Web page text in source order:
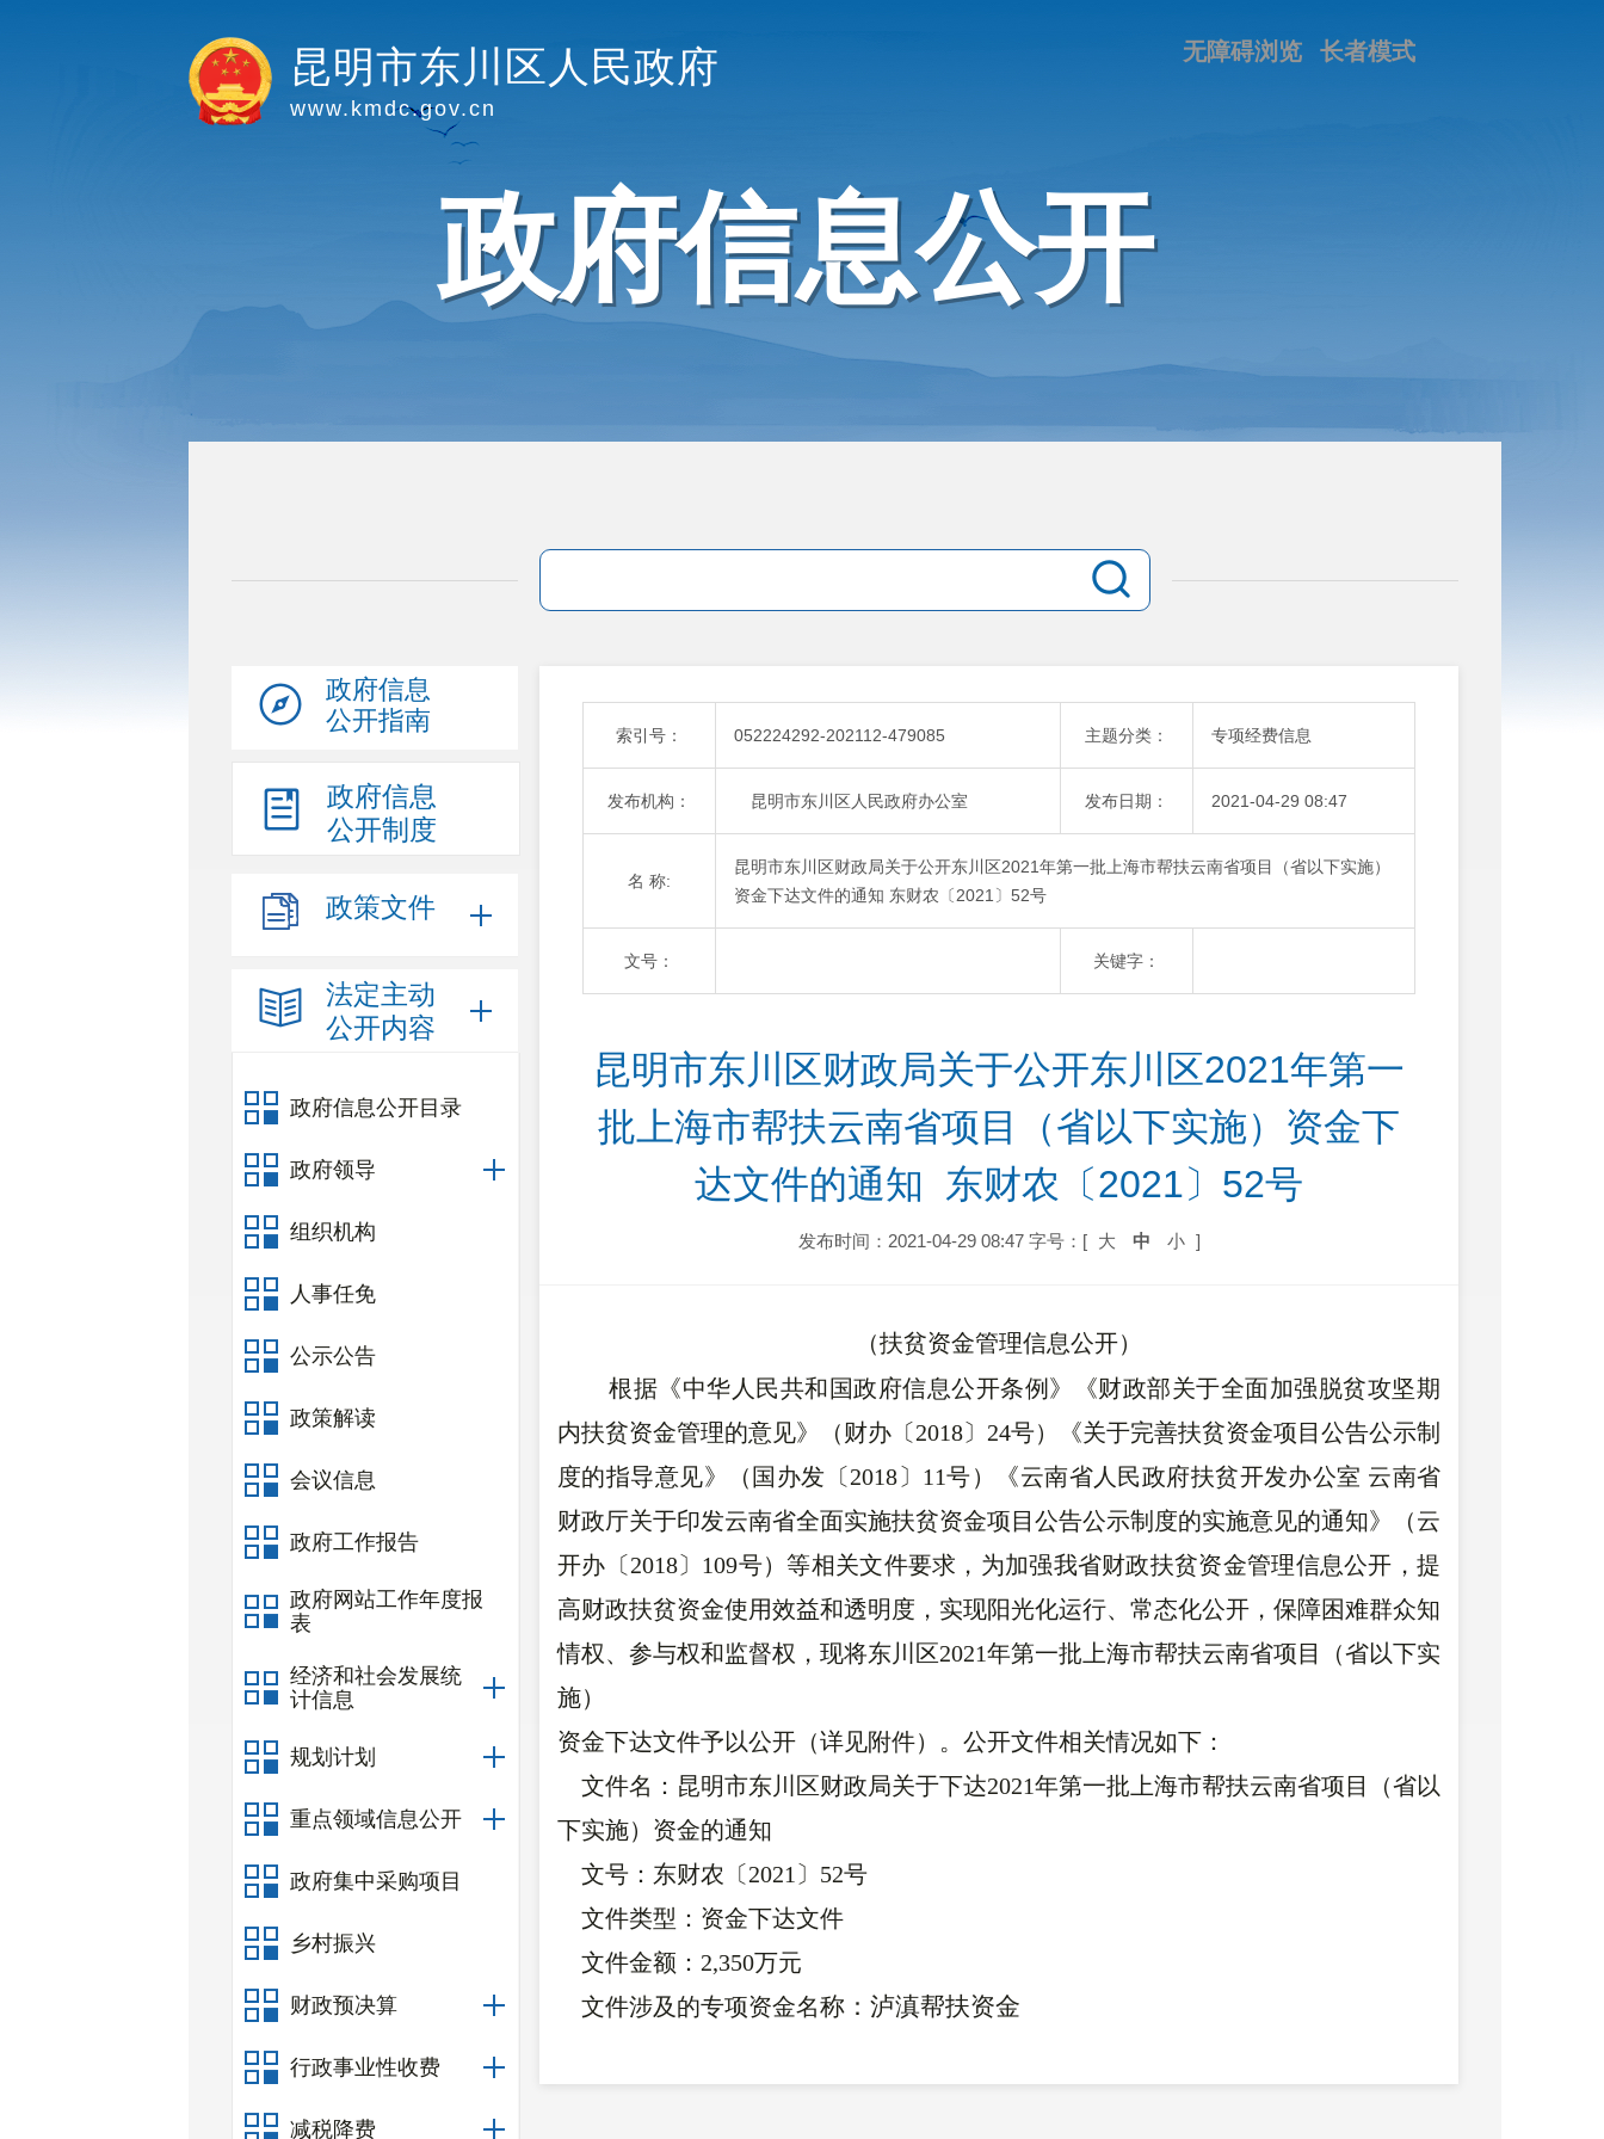
长者模式
无障碍浏览
昆明市东川区人民政府
www.kmdc.gov.cn
政府信息公开
政府信息
公开指南
政府信息
公开制度
政策文件
法定主动
公开内容
政府信息公开目录
政府领导
组织机构
人事任免
公示公告
政策解读
会议信息
政府工作报告
政府网站工作年度报
表
经济和社会发展统
计信息
规划计划
重点领域信息公开
政府集中采购项目
乡村振兴
财政预决算
行政事业性收费
减税降费
索引号： 052224292-202112-479085 主题分类： 专项经费信息
发布机构： 昆明市东川区人民政府办公室 发布日期： 2021-04-29 08:47
名 称:
昆明市东川区财政局关于公开东川区2021年第一批上海市帮扶云南省项目（省以下实施）
资金下达文件的通知 东财农〔2021〕52号
文号： 关键字：
昆明市东川区财政局关于公开东川区2021年第一
批上海市帮扶云南省项目（省以下实施）资金下
达文件的通知  东财农〔2021〕52号
发布时间：2021-04-29 08:47 字号：[ 大 中 小 ]
（扶贫资金管理信息公开）
根据《中华人民共和国政府信息公开条例》《财政部关于全面加强脱贫攻坚期
内扶贫资金管理的意见》（财办〔2018〕24号）《关于完善扶贫资金项目公告公示制
度的指导意见》（国办发〔2018〕11号）《云南省人民政府扶贫开发办公室 云南省
财政厅关于印发云南省全面实施扶贫资金项目公告公示制度的实施意见的通知》（云
开办〔2018〕109号）等相关文件要求，为加强我省财政扶贫资金管理信息公开，提
高财政扶贫资金使用效益和透明度，实现阳光化运行、常态化公开，保障困难群众知
情权、参与权和监督权，现将东川区2021年第一批上海市帮扶云南省项目（省以下实
施）
资金下达文件予以公开（详见附件）。公开文件相关情况如下：
文件名：昆明市东川区财政局关于下达2021年第一批上海市帮扶云南省项目（省以
下实施）资金的通知
文号：东财农〔2021〕52号
文件类型：资金下达文件
文件金额：2,350万元
文件涉及的专项资金名称：泸滇帮扶资金